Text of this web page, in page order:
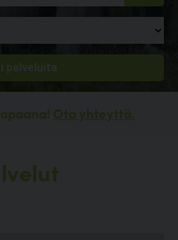
Ota yhteyttä.